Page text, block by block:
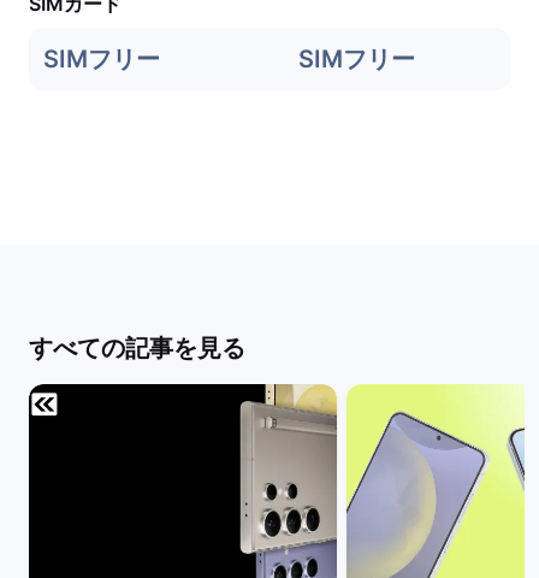
SIMフリー SIMフリー
すべての記事を見る